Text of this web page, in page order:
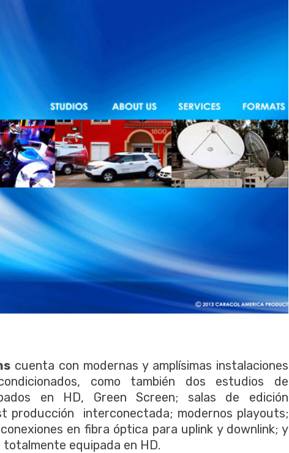
cuenta con modernas y amplísimas instalaciones
como también dos estudios de
en HD, Green Screen; salas de edición
producción interconectada; modernos playouts;
en fibra óptica para uplink y downlink; y
equipada en HD.